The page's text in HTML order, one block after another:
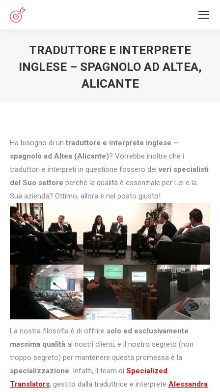
TRADUTTORE E INTERPRETE
INGLESE – SPAGNOLO AD ALTEA,
ALICANTE
Ha bisogno di un traduttore e interprete inglese –
spagnolo ad Altea (Alicante)? Vorrebbe inoltre che i
traduttori e interpreti in questione fossero dei veri specialisti
del Suo settore perché la qualità è essenziale per Lei e la
Sua azienda? Ottimo, allora è nel posto giusto!
La nostra filosofia è di offrire solo ed esclusivamente
massima qualità ai nostri clienti, e il nostro segreto (non
troppo segreto) per mantenere questa promessa è la
specializzazione. Infatti, il team di Specialized
Translators, gestito dalla traduttrice e interprete Alessandra